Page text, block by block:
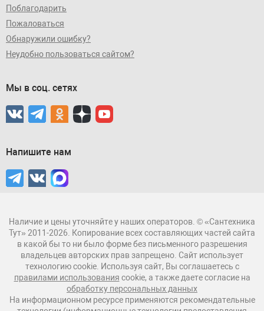
Поблагодарить
Пожаловаться
Обнаружили ошибку?
Неудобно пользоваться сайтом?
Мы в соц. сетях
Напишите нам
Наличие и цены уточняйте у наших операторов. © «Сантехника
Тут» 2011-2026. Копирование всех составляющих частей сайта
в какой бы то ни было форме без письменного разрешения
владельцев авторских прав запрещено. Сайт использует
технологию cookie. Используя сайт, Вы соглашаетесь с
правилами использования cookie, а также даете согласие на
обработку персональных данных
На информационном ресурсе применяются рекомендательные